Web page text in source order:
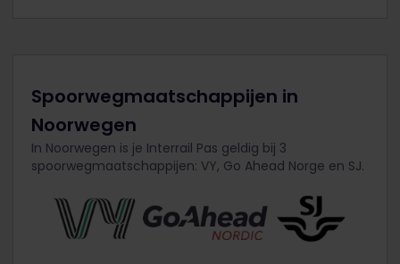
Spoorwegmaatschappijen in
Noorwegen
In Noorwegen is je Interrail Pas geldig bij 3
spoorwegmaatschappijen: VY, Go Ahead Norge en SJ.